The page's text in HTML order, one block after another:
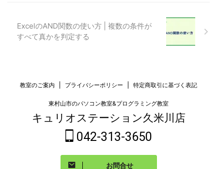
ExcelのAND関数の使い方 | 複数の条件が
すべて真かを判定する
教室のご案内 プライバシーポリシー 特定商取引に基づく表記
東村山市のパソコン教室&プログラミング教室
キュリオステーション久米川店
042-313-3650
お問合せ